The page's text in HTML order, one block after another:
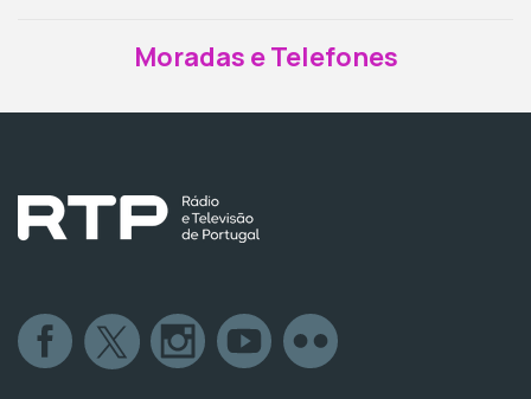
Moradas e Telefones